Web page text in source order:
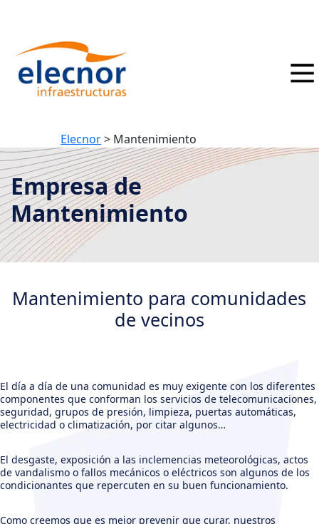
Elecnor> Mantenimiento
Empresa de
Mantenimiento
Mantenimiento para comunidades
de vecinos
El día a día de una comunidad es muy exigente con los diferentes
componentes que conforman los servicios de telecomunicaciones,
seguridad, grupos de presión, limpieza, puertas automáticas,
electricidad o climatización, por citar algunos…
El desgaste, exposición a las inclemencias meteorológicas, actos
de vandalismo o fallos mecánicos o eléctricos son algunos de los
condicionantes que repercuten en su buen funcionamiento.
Como creemos que es mejor prevenir que curar, nuestros